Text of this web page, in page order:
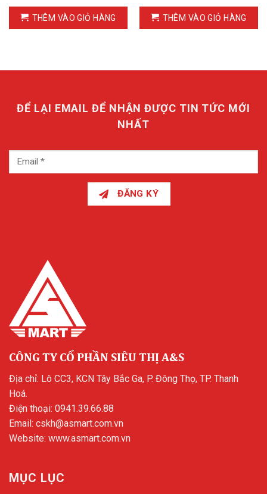
THÊM VÀO GIỎ HÀNG THÊM VÀO GIỎ HÀNG
ĐỂ LẠI EMAIL ĐỂ NHẬN ĐƯỢC TIN TỨC MỚI
NHẤT
ĐĂNG KÝ
CÔNG TY CỔ PHẦN SIÊU THỊ A&S
Địa chỉ: Lô CC3, KCN Tây Bắc Ga, P. Đông Thọ, TP. Thanh
Hoá.
Điện thoại: 0941.39.66.88
Email: cskh@asmart.com.vn
Website: www.asmart.com.vn
MỤC LỤC